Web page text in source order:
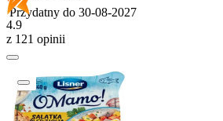
Przydatny do 30-08-2027
4.9
z 121 opinii